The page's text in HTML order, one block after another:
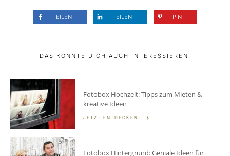
TEILEN TEILEN PIN
DAS KÖNNTE DICH AUCH INTERESSIEREN:
Fotobox Hochzeit: Tipps zum Mieten &
kreative Ideen
JETZT ENTDECKEN
Fotobox Hintergrund: Geniale Ideen für